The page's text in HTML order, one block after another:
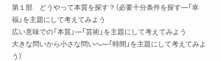
第１部 どうやって本質を探す？（必要十分条件を探す―「幸
福」を主題にして考えてみよう
広い意味での「本質」―「芸術」を主題にして考えてみよう
大きな問いから小さな問いへ―「時間」を主題にして考えてみよ
う）